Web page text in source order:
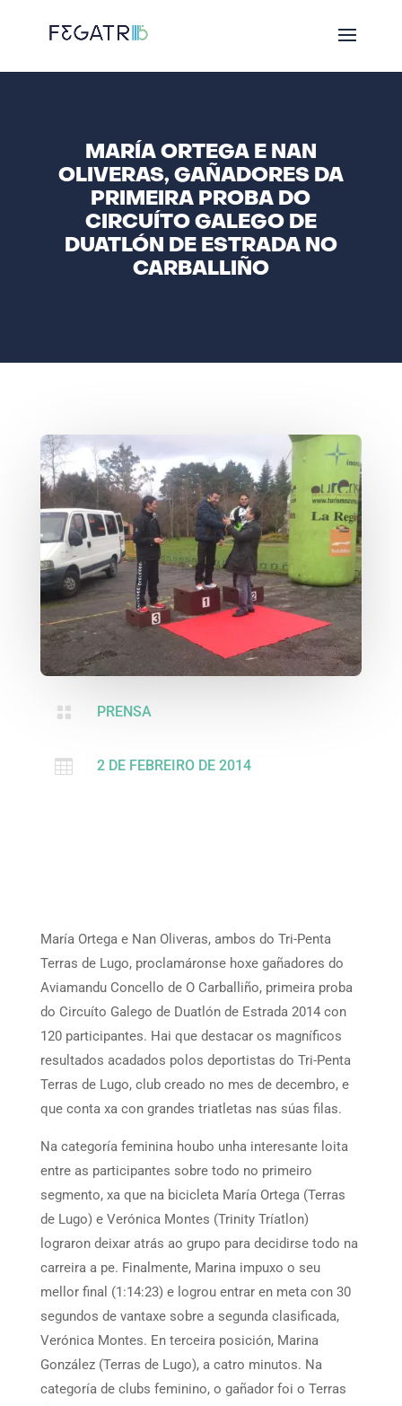
MARÍA ORTEGA E NAN
OLIVERAS, GAÑADORES DA
PRIMEIRA PROBA DO
CIRCUÍTO GALEGO DE
DUATLÓN DE ESTRADA NO
CARBALLIÑO
 PRENSA
 2 DE FEBREIRO DE 2014
María Ortega e Nan Oliveras, ambos do Tri-Penta
Terras de Lugo, proclamáronse hoxe gañadores do
Aviamandu Concello de O Carballiño, primeira proba
do Circuíto Galego de Duatlón de Estrada 2014 con
120 participantes. Hai que destacar os magníficos
resultados acadados polos deportistas do Tri-Penta
Terras de Lugo, club creado no mes de decembro, e
que conta xa con grandes triatletas nas súas filas.
Na categoría feminina houbo unha interesante loita
entre as participantes sobre todo no primeiro
segmento, xa que na bicicleta María Ortega (Terras
de Lugo) e Verónica Montes (Trinity Tríatlon)
lograron deixar atrás ao grupo para decidirse todo na
carreira a pe. Finalmente, Marina impuxo o seu
mellor final (1:14:23) e logrou entrar en meta con 30
segundos de vantaxe sobre a segunda clasificada,
Verónica Montes. En terceira posición, Marina
González (Terras de Lugo), a catro minutos. Na
categoría de clubs feminino, o gañador foi o Terras